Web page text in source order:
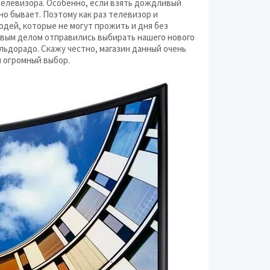
Особенно, если взять дождливый
бывает. Поэтому как раз телевизор и
которые не могут прожить и дня без
делом отправились выбирать нашего нового
Скажу честно, магазин данный очень
огромный выбор.
Кронштейны